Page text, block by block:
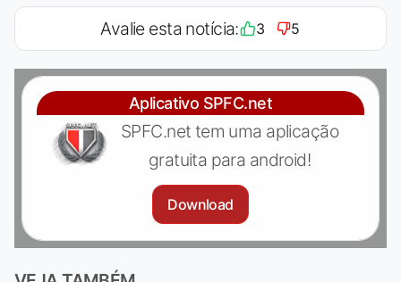
Avalie esta notícia: 3 5
Aplicativo SPFC.net
SPFC.net tem uma aplicação
gratuita para android!
Download